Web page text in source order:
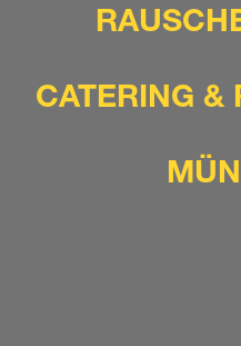
CATERING &